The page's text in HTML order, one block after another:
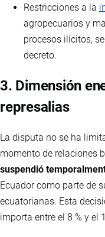
Restricciones a la
agropecuarios y
procesos ilícitos,
decreto.
3. Dimensión
represalias
La disputa no se ha
momento de relaciones
suspendió
Ecuador como parte de
ecuatorianas. Esta
importa entre el 8 % y el